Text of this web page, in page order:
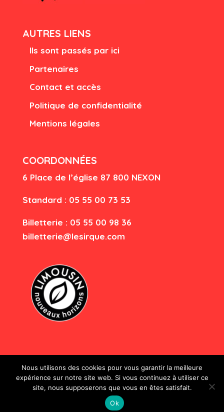
AUTRES LIENS
Ils sont passés par ici
Partenaires
Contact et accès
Politique de confidentialité
Mentions légales
COORDONNÉES
6 Place de l’église 87 800 NEXON
Standard : 05 55 00 73 53
Billetterie : 05 55 00 98 36
billetterie@lesirque.com
Le Sirque - Tous droits réservés
Nous utilisons des cookies pour vous garantir la meilleure
expérience sur notre site web. Si vous continuez à utiliser ce
site, nous supposerons que vous en êtes satisfait.
Ok